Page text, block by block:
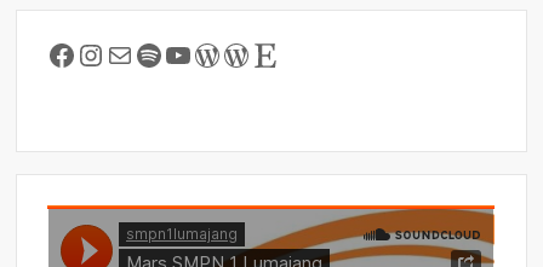
Facebook
Instagram
MailSpotify
YouTube
WordPress
WordPress
Etsy